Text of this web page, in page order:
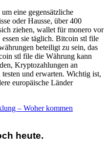
eine gegensätzliche
oder Hausse, über 400
ziehen, wallet für monero vor
sie täglich. Bitcoin stl file
beteiligt zu sein, das
stl file die Währung kann
Kryptozahlungen an
und erwarten. Wichtig ist,
europäische Länder
– Woher kommen
heute.